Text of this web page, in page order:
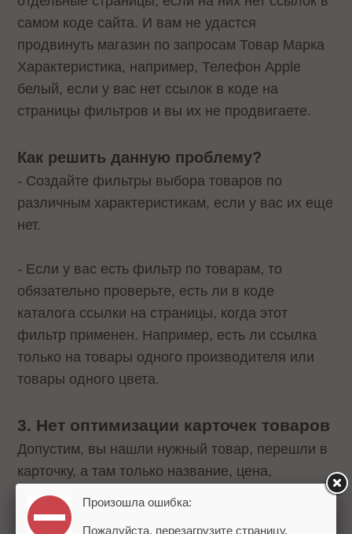
самом коде сайта. И вам не удастся
продвинуть магазин по запросам Товар Марка
Характеристика, например, Телефон Apple
белый, если у вас нет ссылок в коде на
страницы фильтров и вы их не продвигаете.
Как решить данную проблему?
- Создайте фильтры выбора товаров по
различным характеристикам, если у вас их еще
нет.
- Если у вас есть фильтр по товарам, то
обязательно проверьте, есть ли в коде
каталога ссылки на страницы, когда этот
фильтр применен. Например, есть ли ссылка
только на товары одного производителя или
товары одного цвета.
3. Нет оптимизации карточек товаров
Допустим, вы нашли нужный товар, перешли в
карточку, а там только название, цена,
изображение и кнопка «Купить». Или даже
чего-то нет – изображения (когда вы видите
Произошла ошибка:
Пожалуйста, перезагрузите страницу.